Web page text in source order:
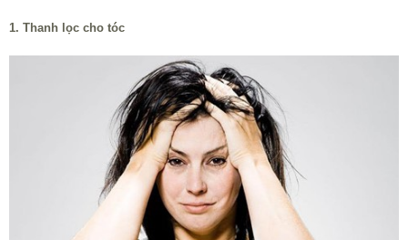
1. Thanh lọc cho tóc